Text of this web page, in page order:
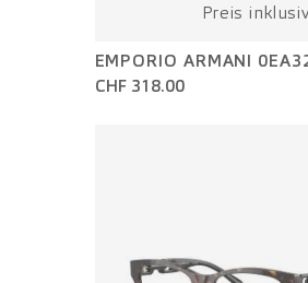
Preis
EMPORIO ARMANI
CHF 318.00